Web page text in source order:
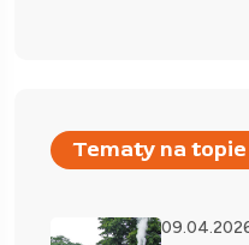
Tematy na topie